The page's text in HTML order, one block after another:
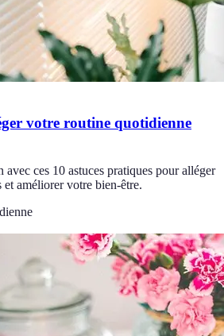
votre routine quotidienne
ces 10 astuces pratiques pour alléger
améliorer votre bien-être.